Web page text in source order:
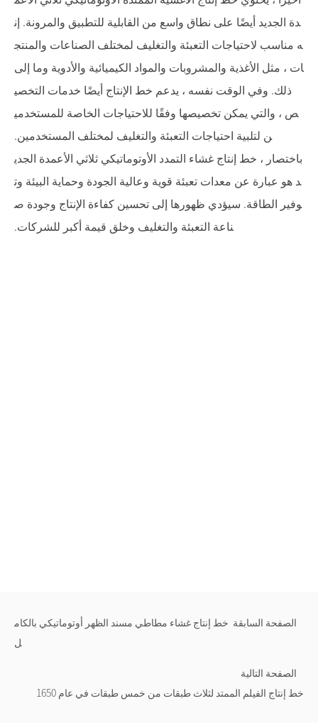
دة الجديد أيضًا على نطاق واسع من القابلية للتطبيق والمرونة. إن
ه مناسب لاحتياجات التعبئة والتغليف لمختلف الصناعات والمنتج
ات ، مثل الأغذية والمشروبات والمواد الكيميائية والأدوية وما إلى
ذلك. وفي الوقت نفسه ، يدعم خط الإنتاج أيضًا خدمات التخصي
ص ، والتي يمكن تخصيصها وفقًا للاحتياجات الخاصة للمستخدمي
ن لتلبية احتياجات التعبئة والتغليف لمختلف المستخدمين.
باختصار ، خط إنتاج غشاء التمدد الأوتوماتيكي ثلاثي الأعمدة الجدي
د هو عبارة عن معدات تعبئة قوية وعالية الجودة وحماية البيئة وت
وفير الطاقة. سيؤدي ظهورها إلى تحسين كفاءة الإنتاج وجودة ص
ناعة التعبئة والتغليف وخلق قيمة أكبر للشركات.
الصفحة السابقة خط إنتاج غشاء مطاطي مسند الظهر أوتوماتيكي بالكام
ل
الصفحة التالية
خط إنتاج الفيلم الممتد لثلاث طبقات من خمس طبقات في عام 1650